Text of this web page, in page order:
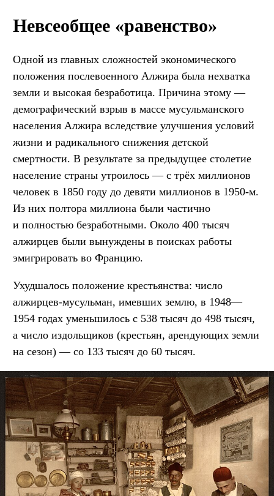
Невсеобщее «равенство»
Одной из главных сложностей экономического
положения послевоенного Алжира была нехватка
земли и высокая безработица. Причина этому —
демографический взрыв в массе мусульманского
населения Алжира вследствие улучшения условий
жизни и радикального снижения детской
смертности. В результате за предыдущее столетие
население страны утроилось — с трёх миллионов
человек в 1850 году до девяти миллионов в 1950-м.
Из них полтора миллиона были частично
и полностью безработными. Около 400 тысяч
алжирцев были вынуждены в поисках работы
эмигрировать во Францию.
Ухудшалось положение крестьянства: число
алжирцев-мусульман, имевших землю, в 1948—
1954 годах уменьшилось с 538 тысяч до 498 тысяч,
а число издольщиков (крестьян, арендующих земли
на сезон) — со 133 тысяч до 60 тысяч.